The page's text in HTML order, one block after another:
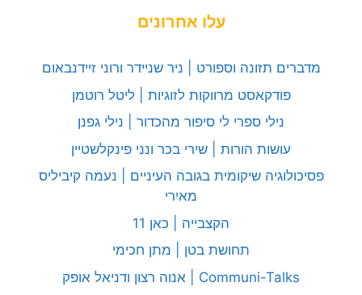
עלו אחרונים
מדברים תזונה וספורט | ניר שניידר ורוני זיידנבאום
פודקאסט מרווקות לזוגיות | ליטל רוטמן
נילי ספרי לי סיפור מהכדור | נילי גפנן
עושות הורות | שירי בכר ונני פינקלשטיין
פסיכולוגיה שיקומית בגובה העיניים | נעמה קיביליס
מאירי
הקצבייה | כאן 11
תחושת בטן | מתן חכימי
Communi-Talks | אנוה רצון ודניאל אופק